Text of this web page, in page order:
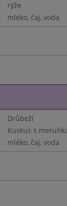
rýže
mléko, čaj, voda
Drůbeží
Kuskus s
mléko, čaj, voda